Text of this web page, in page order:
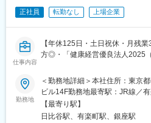
告
・指摘事項に対する改善状況の確
・業務改善提案: 現場のオペレー
準化に向けた提案
■東建コーポレーションについて
ンとし、6つの事業を展開してい
社名である「東建コーポレーシ
貸事業・賃貸管理事業における
的にも高い知名度を得ながら事
正社員 転勤なし 上場企業
仕事内容
【年休125日・土日祝休・月残
方◎・「健康経営優良法人2025
厚生充実／幅広いキャリアパス
ィベロッパー】
■募集背景：
当社は不動産業を中心にホテル
勤務地
＜勤務地詳細＞本社住所：東京
ビル14F勤務地最寄駅：JR線／
禁煙変更の範囲：会社の定める事
【最寄り駅】
日比谷駅、有楽町駅、銀座駅